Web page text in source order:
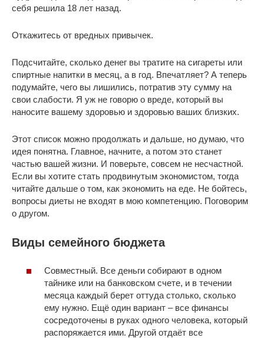
себя решила 18 лет назад.
Откажитесь от вредных привычек.
Подсчитайте, сколько денег вы тратите на сигареты или
спиртные напитки в месяц, а в год. Впечатляет? А теперь
подумайте, чего вы лишились, потратив эту сумму на
свои слабости. Я уж не говорю о вреде, который вы
наносите вашему здоровью и здоровью ваших близких.
Этот список можно продолжать и дальше, но думаю, что
идея понятна. Главное, начните, а потом это станет
частью вашей жизни. И поверьте, совсем не несчастной.
Если вы хотите стать продвинутым экономистом, тогда
читайте дальше о том, как экономить на еде. Не бойтесь,
вопросы диеты не входят в мою компетенцию. Поговорим
о другом.
Виды семейного бюджета
Совместный. Все деньги собирают в одном
тайнике или на банковском счете, и в течении
месяца каждый берет оттуда столько, сколько
ему нужно. Ещё один вариант – все финансы
сосредоточены в руках одного человека, который
распоряжается ими. Другой отдаёт все